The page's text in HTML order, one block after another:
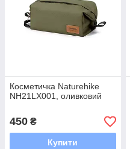
Косметичка Naturehike
NH21LX001, оливковий
450 ₴
Купити